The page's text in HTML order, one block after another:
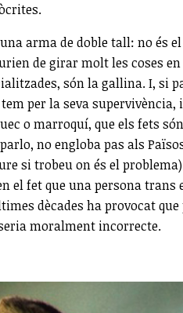
arma de doble tall: no és
de girar molt les coses
són la gallina. I,
per la seva
o marroquí, que els fets
no engloba pas als
si trobeu on és el
el fet que una persona
dècades ha provocat
moralment incorrecte.